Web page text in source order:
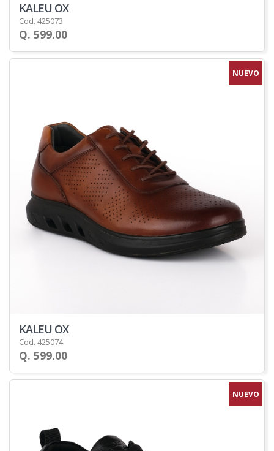
KALEU OX
Cod. 425073
Q. 599.00
NUEVO
KALEU OX
Cod. 425074
Q. 599.00
NUEVO